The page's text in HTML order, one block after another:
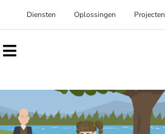
Diensten Oplossingen Projecten
Toggle